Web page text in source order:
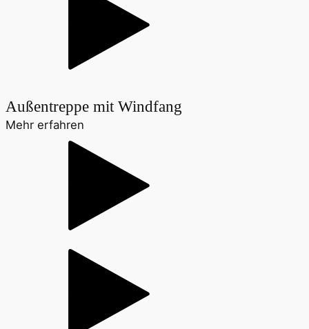
Außentreppe mit Windfang
Mehr erfahren